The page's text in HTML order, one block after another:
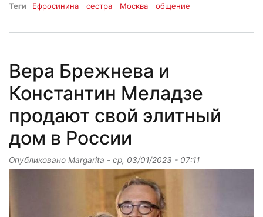
Теги Ефросинина сестра Москва общение
Вера Брежнева и
Константин Меладзе
продают свой элитный
дом в России
Опубликовано Margarita - ср, 03/01/2023 - 07:11